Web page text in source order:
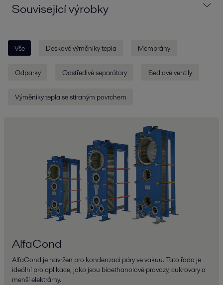
Související výrobky
Vše Deskové výměníky tepla Membrány
Odparky Odstředivé separátory Sedlové ventily
Výměníky tepla se stíraným povrchem
AlfaCond
AlfaCond je navržen pro kondenzaci páry ve vakuu. Tato řada je
ideální pro aplikace, jako jsou bioethanolové provozy, cukrovary a
menší elektrárny.